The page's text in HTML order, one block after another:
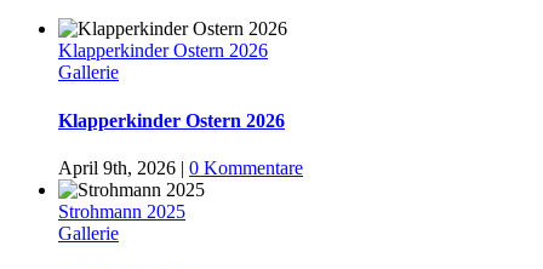
Klapperkinder Ostern 2026
Gallerie
Klapperkinder Ostern 2026
April 9th, 2026 | 0 Kommentare
Strohmann 2025
Gallerie